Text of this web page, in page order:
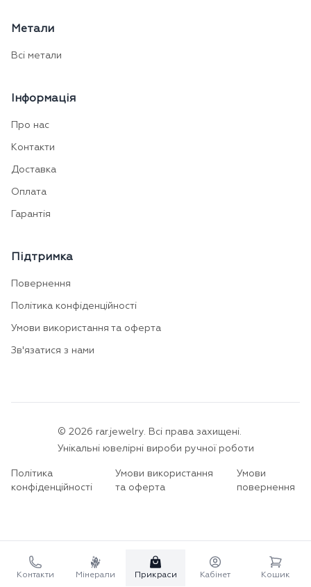
Метали
Всі метали
Інформація
Про нас
Контакти
Доставка
Оплата
Гарантія
Підтримка
Повернення
Політика конфіденційності
Умови використання та оферта
Зв'язатися з нами
© 2026 rar.jewelry. Всі права захищені.
Унікальні ювелірні вироби ручної роботи
Політика
конфіденційності
Умови використання
та оферта
Умови
повернення
Контакти Мінерали Прикраси Кабінет Кошик